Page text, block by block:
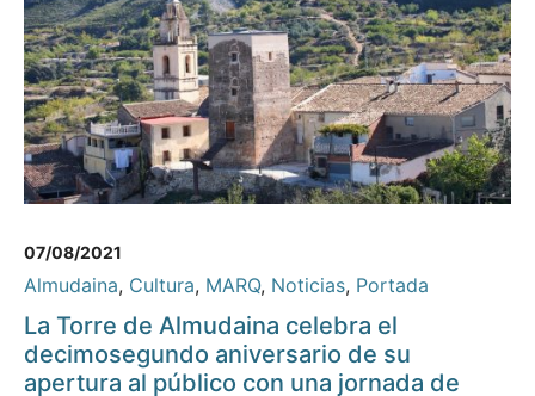
07/08/2021
Almudaina, Cultura, MARQ, Noticias, Portada
La Torre de Almudaina celebra el
decimosegundo aniversario de su
apertura al público con una jornada de